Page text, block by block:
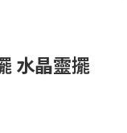
水晶靈擺